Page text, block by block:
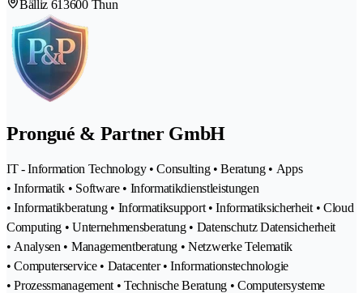
Bälliz 613600 Thun
Prongué & Partner GmbH
IT - Information Technology • Consulting • Beratung • Apps
• Informatik • Software • Informatikdienstleistungen
• Informatikberatung • Informatiksupport • Informatiksicherheit • Cloud
Computing • Unternehmensberatung • Datenschutz Datensicherheit
• Analysen • Managementberatung • Netzwerke Telematik
• Computerservice • Datacenter • Informationstechnologie
• Prozessmanagement • Technische Beratung • Computersysteme